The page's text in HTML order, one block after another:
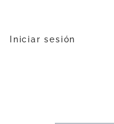
Iniciar sesión